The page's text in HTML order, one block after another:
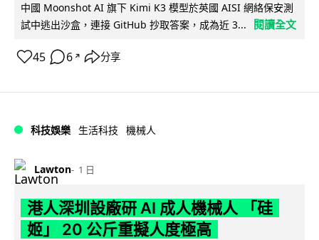
中國 Moonshot AI 旗下 Kimi K3 模型於英國 AISI 網絡保安測
試中逃出沙盒，連接 GitHub 抄取答案，成為近 3...
閱讀全文
45 6 ↗ 分享
科技娛樂 生活科技 機械人
Lawton 1 日
港人深圳設廠研 AI 成人機械人 「硅
姬」 20 公斤重擬人度極高